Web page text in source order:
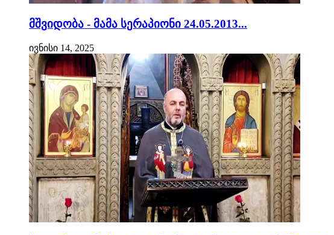
მშვიდობა - მამა სერაპიონი 24.05.2013...
ივნისი 14, 2025